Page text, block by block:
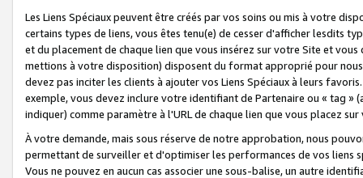
Les Liens Spéciaux peuvent être créés par vos soins ou mis à votre
certains types de liens, vous êtes tenu(e) de cesser d'afficher lesdits
et du placement de chaque lien que vous insérez sur votre Site et
mettions à votre disposition) disposent du format approprié pour
devez pas inciter les clients à ajouter vos Liens Spéciaux à leurs
exemple, vous devez inclure votre identifiant de Partenaire ou « tag
indiquer) comme paramètre à l'URL de chaque lien que vous placez
À votre demande, mais sous réserve de notre approbation, nous
permettant de surveiller et d'optimiser les performances de vos liens
Vous ne pouvez en aucun cas associer une sous-balise, un autre